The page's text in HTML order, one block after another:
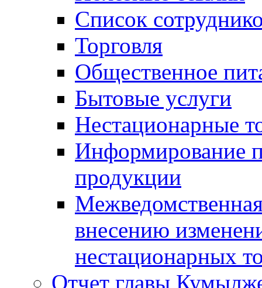
Список
Торговля
Общественное
Бытовые услуги
Нестационарные
Информирование
продукции
внесению
нестационарных
Отчет главы